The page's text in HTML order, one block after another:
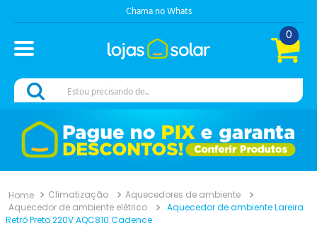
Chama no Whats
0
Estou precisando de...
Climatização
Aquecedores de ambiente
Aquecedor de ambiente elétrico
Aquecedor de ambiente Lareira
Retrô Preto 220V AQC810 Cadence